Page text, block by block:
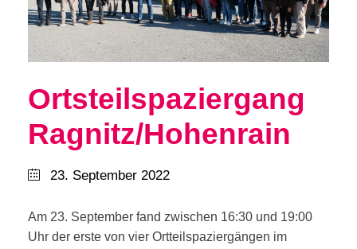
Ortsteilspaziergang
Ragnitz/Hohenrain
23. September 2022
Am 23. September fand zwischen 16:30 und 19:00
Uhr der erste von vier Ortteilspaziergängen im